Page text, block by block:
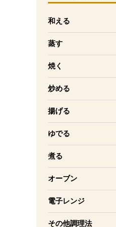
和える
蒸す
焼く
炒める
揚げる
ゆでる
煮る
オーブン
電子レンジ
その他調理法